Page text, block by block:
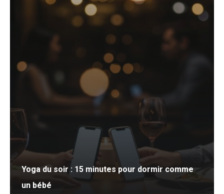
Yoga du soir : 15 minutes pour dormir comme
un bébé